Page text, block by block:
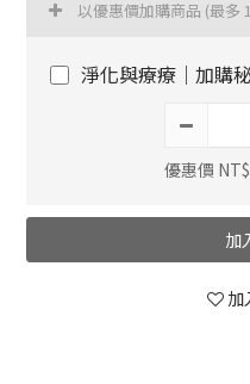
以優惠價加購商品 (最多
淨化與療療｜加購
優惠價
加
加